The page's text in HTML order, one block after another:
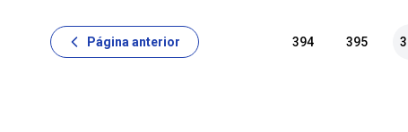
Página anterior 394 395